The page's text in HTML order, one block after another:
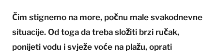
Čim stignemo na more, počnu male svakodnevne
situacije. Od toga da treba složiti brzi ručak,
ponijeti vodu i svježe voće na plažu, oprati